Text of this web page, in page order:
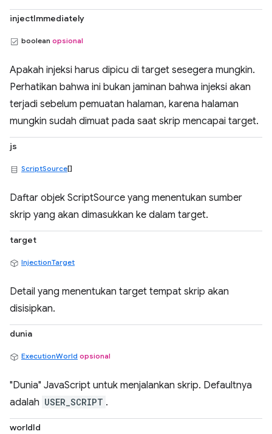
injectImmediately
boolean opsional
Apakah injeksi harus dipicu di target sesegera mungkin.
Perhatikan bahwa ini bukan jaminan bahwa injeksi akan
terjadi sebelum pemuatan halaman, karena halaman
mungkin sudah dimuat pada saat skrip mencapai target.
js
ScriptSource[]
Daftar objek ScriptSource yang menentukan sumber
skrip yang akan dimasukkan ke dalam target.
target
InjectionTarget
Detail yang menentukan target tempat skrip akan
disisipkan.
dunia
ExecutionWorld opsional
"Dunia" JavaScript untuk menjalankan skrip. Defaultnya
adalah USER_SCRIPT .
worldId